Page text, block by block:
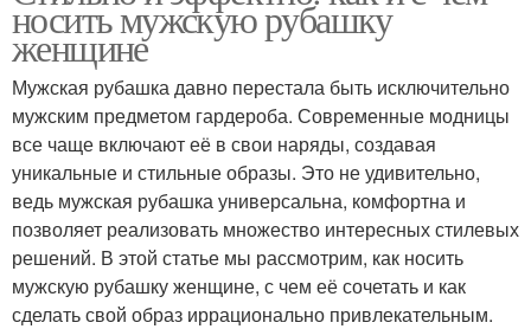
носить мужскую рубашку
женщине
Мужская рубашка давно перестала быть исключительно
мужским предметом гардероба. Современные модницы
все чаще включают её в свои наряды, создавая
уникальные и стильные образы. Это не удивительно,
ведь мужская рубашка универсальна, комфортна и
позволяет реализовать множество интересных стилевых
решений. В этой статье мы рассмотрим, как носить
мужскую рубашку женщине, с чем её сочетать и как
сделать свой образ иррационально привлекательным.